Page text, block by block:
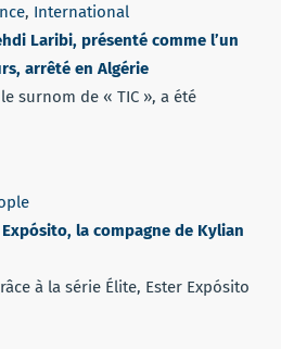
, International
Laribi, présenté comme l’un
arrêté en Algérie
surnom de « TIC », a été
la compagne de Kylian
à la série Élite, Ester Expósito